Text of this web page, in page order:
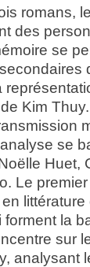
romans,
des
se
Kim
se
Huet,
Le
forment la
sur
analysant